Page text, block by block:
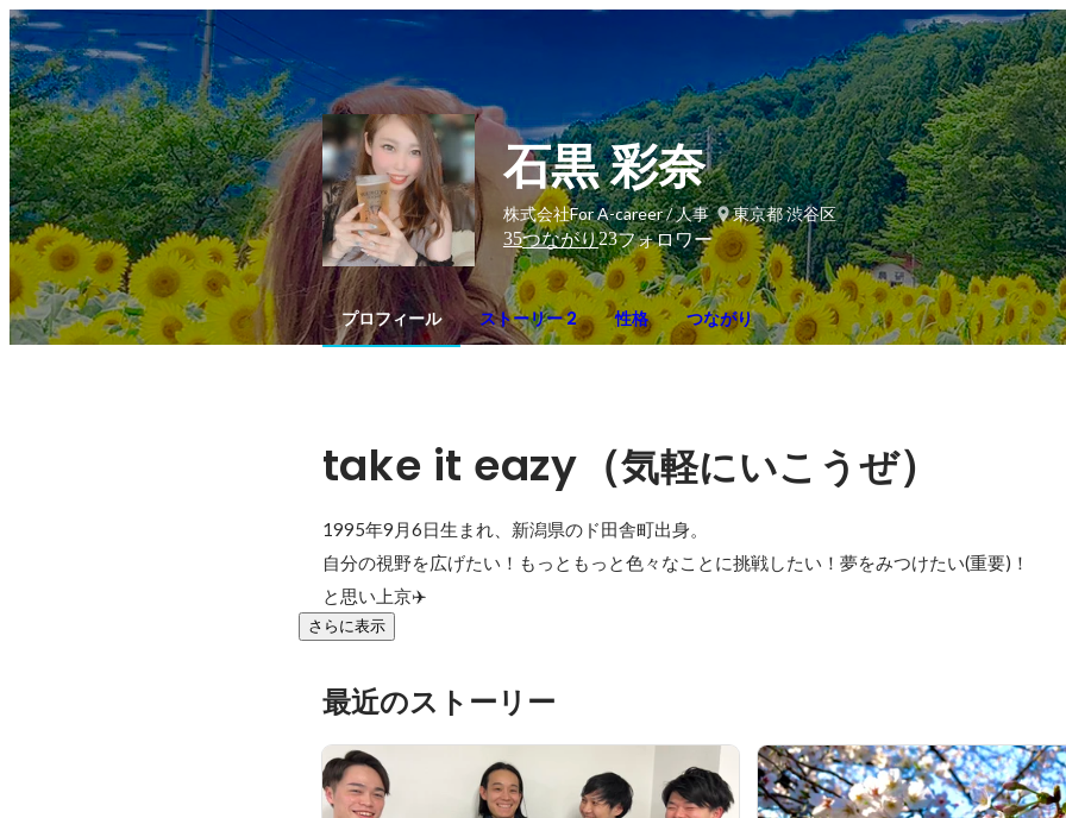
石黒 彩奈
株式会社For A-career / 人事
東京都 渋谷区
35つながり23フォロワー
プロフィール ストーリー 2 性格 つながり
take it eazy（気軽にいこうぜ）
1995年9月6日生まれ、新潟県のド田舎町出身。
自分の視野を広げたい！もっともっと色々なことに挑戦したい！夢をみつけたい(重要)！
と思い上京✈️
さらに表示
最近のストーリー